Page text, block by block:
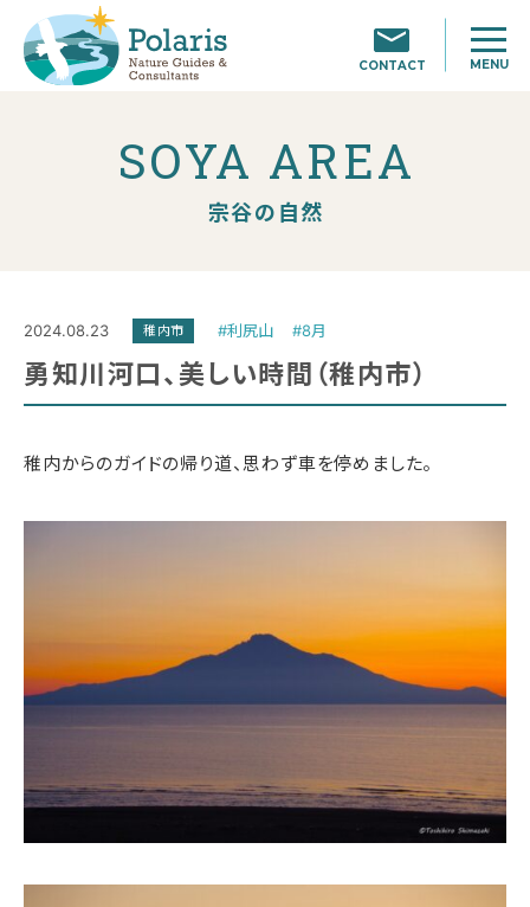
CONTACT MENU
SOYA AREA
宗谷の自然
2024.08.23 稚内市 #利尻山 #8月
勇知川河口、美しい時間（稚内市）
稚内からのガイドの帰り道、思わず車を停めました。